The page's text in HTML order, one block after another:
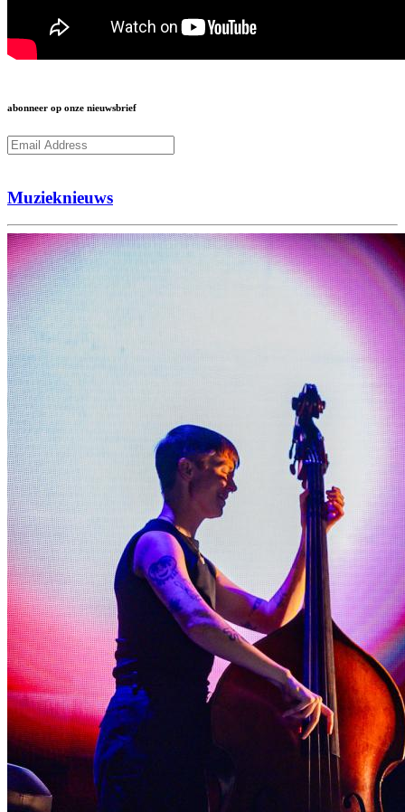
abonneer op onze nieuwsbrief
Muzieknieuws